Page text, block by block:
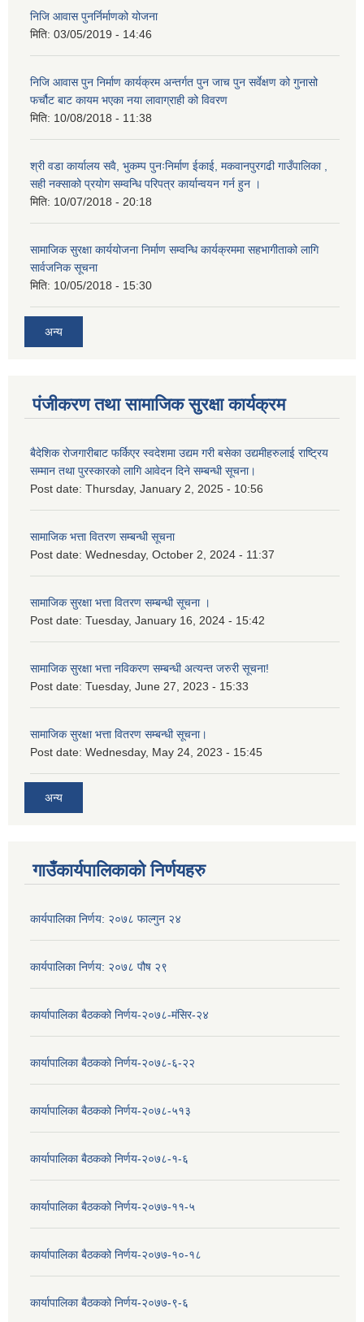
निजि आवास पुनर्निर्माणको योजना
मिति: 03/05/2019 - 14:46
निजि आवास पुन निर्माण कार्यक्रम अन्तर्गत पुन जाच पुन सर्वेक्षण को गुनासो
फर्चौट बाट कायम भएका नया लावाग्राही को विवरण
मिति: 10/08/2018 - 11:38
श्री वडा कार्यालय सवै, भुकम्प पुनःनिर्माण ईकाई, मकवानपुरगढी गाउँपालिका ,
सही नक्साको प्रयोग सम्वन्धि परिपत्र कार्यान्वयन गर्न हुन ।
मिति: 10/07/2018 - 20:18
सामाजिक सुरक्षा कार्ययोजना निर्माण सम्वन्धि कार्यक्रममा सहभागीताको लागि
सार्वजनिक सूचना
मिति: 10/05/2018 - 15:30
अन्य
पंजीकरण तथा सामाजिक सुरक्षा कार्यक्रम
बैदेशिक रोजगारीबाट फर्किएर स्वदेशमा उद्यम गरी बसेका उद्यमीहरुलाई राष्‍ट्रिय
सम्मान तथा पुरस्कारको लागि आवेदन दिने सम्बन्धी सूचना।
Post date: Thursday, January 2, 2025 - 10:56
सामाजिक भत्ता वितरण सम्बन्धी सूचना
Post date: Wednesday, October 2, 2024 - 11:37
सामाजिक सुरक्षा भत्ता वितरण सम्बन्धी सूचना ।
Post date: Tuesday, January 16, 2024 - 15:42
सामाजिक सुरक्षा भत्ता नविकरण सम्बन्धी अत्यन्त जरुरी सूचना!
Post date: Tuesday, June 27, 2023 - 15:33
सामाजिक सुरक्षा भत्ता वितरण सम्बन्धी सूचना।
Post date: Wednesday, May 24, 2023 - 15:45
अन्य
गाउँकार्यपालिकाको निर्णयहरु
कार्यपालिका निर्णय: २०७८ फाल्गुन २४
कार्यपालिका निर्णय: २०७८ पौष २९
कार्यापालिका बैठकको निर्णय-२०७८-मंसिर-२४
कार्यापालिका बैठकको निर्णय-२०७८-६-२२
कार्यापालिका बैठकको निर्णय-२०७८-५१३
कार्यापालिका बैठकको निर्णय-२०७८-१-६
कार्यापालिका बैठकको निर्णय-२०७७-११-५
कार्यापालिका बैठकको निर्णय-२०७७-१०-१८
कार्यापालिका बैठकको निर्णय-२०७७-९-६